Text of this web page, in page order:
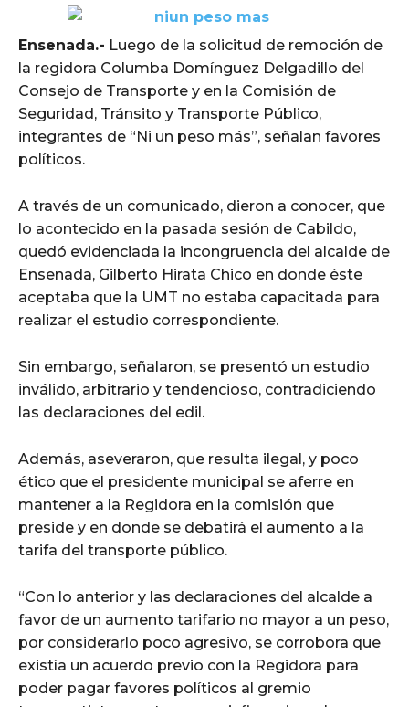
Ensenada.- Luego de la solicitud de remoción de
la regidora Columba Domínguez Delgadillo del
Consejo de Transporte y en la Comisión de
Seguridad, Tránsito y Transporte Público,
integrantes de “Ni un peso más”, señalan favores
políticos.
A través de un comunicado, dieron a conocer, que
lo acontecido en la pasada sesión de Cabildo,
quedó evidenciada la incongruencia del alcalde de
Ensenada, Gilberto Hirata Chico en donde éste
aceptaba que la UMT no estaba capacitada para
realizar el estudio correspondiente.
Sin embargo, señalaron, se presentó un estudio
inválido, arbitrario y tendencioso, contradiciendo
las declaraciones del edil.
Además, aseveraron, que resulta ilegal, y poco
ético que el presidente municipal se aferre en
mantener a la Regidora en la comisión que
preside y en donde se debatirá el aumento a la
tarifa del transporte público.
“Con lo anterior y las declaraciones del alcalde a
favor de un aumento tarifario no mayor a un peso,
por considerarlo poco agresivo, se corrobora que
existía un acuerdo previo con la Regidora para
poder pagar favores políticos al gremio